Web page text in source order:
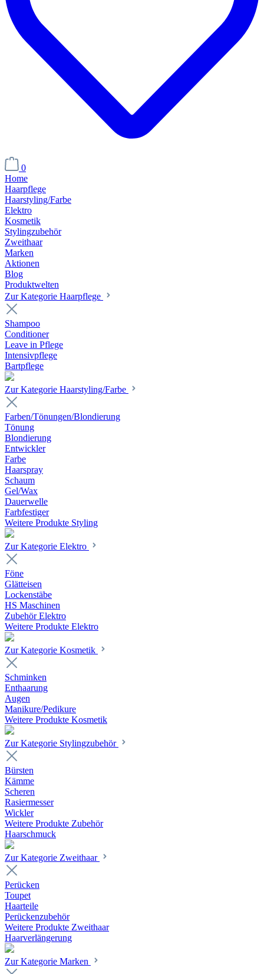
0
Home
Haarpflege
Haarstyling/Farbe
Elektro
Kosmetik
Stylingzubehör
Zweithaar
Marken
Aktionen
Blog
Produktwelten
Zur Kategorie Haarpflege
Shampoo
Conditioner
Leave in Pflege
Intensivpflege
Bartpflege
Zur Kategorie Haarstyling/Farbe
Farben/Tönungen/Blondierung
Tönung
Blondierung
Entwickler
Farbe
Haarspray
Schaum
Gel/Wax
Dauerwelle
Farbfestiger
Weitere Produkte Styling
Zur Kategorie Elektro
Föne
Glätteisen
Lockenstäbe
HS Maschinen
Zubehör Elektro
Weitere Produkte Elektro
Zur Kategorie Kosmetik
Schminken
Enthaarung
Augen
Manikure/Pedikure
Weitere Produkte Kosmetik
Zur Kategorie Stylingzubehör
Bürsten
Kämme
Scheren
Rasiermesser
Wickler
Weitere Produkte Zubehör
Haarschmuck
Zur Kategorie Zweithaar
Perücken
Toupet
Haarteile
Perückenzubehör
Weitere Produkte Zweithaar
Haarverlängerung
Zur Kategorie Marken